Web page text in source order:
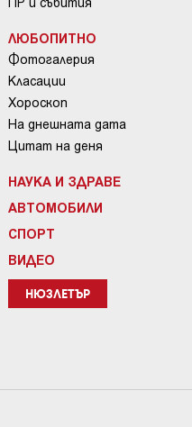
ЛЮБОПИТНО
Фотогалерия
Класации
Хороскоп
На днешната дата
Цитат на деня
НАУКА И ЗДРАВЕ
АВТОМОБИЛИ
СПОРТ
ВИДЕО
НЮЗЛЕТЪР